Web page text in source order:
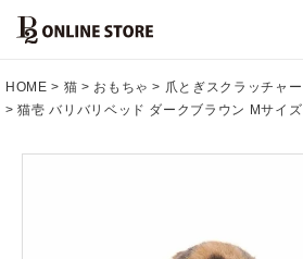
HOME 猫 おもちゃ
爪とぎスクラッチャー
猫壱 バリバリベッド ダークブラウン Mサイズ